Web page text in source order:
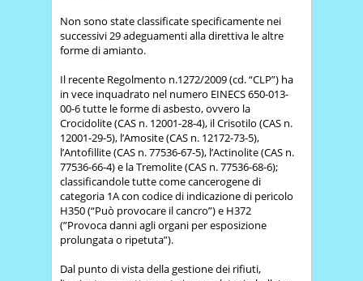
Non sono state classificate specificamente nei
successivi 29 adeguamenti alla direttiva le altre
forme di amianto.
Il recente Regolmento n.1272/2009 (cd. “CLP”) ha
in vece inquadrato nel numero EINECS 650-013-
00-6 tutte le forme di asbesto, ovvero la
Crocidolite (CAS n. 12001-28-4), il Crisotilo (CAS n.
12001-29-5), l’Amosite (CAS n. 12172-73-5),
l’Antofillite (CAS n. 77536-67-5), l’Actinolite (CAS n.
77536-66-4) e la Tremolite (CAS n. 77536-68-6);
classificandole tutte come cancerogene di
categoria 1A con codice di indicazione di pericolo
H350 (“Può provocare il cancro”) e H372
(”Provoca danni agli organi per esposizione
prolungata o ripetuta”).
Dal punto di vista della gestione dei rifiuti,